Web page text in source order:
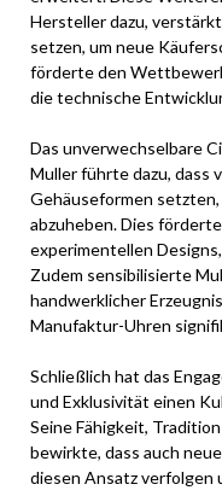
Hersteller dazu,
setzen, um neue
förderte den
die technische
Das unverwechselbare
Muller führte dazu, dass
Gehäuseformen
abzuheben. Dies
experimentellen
Zudem sensibilisierte
handwerklicher
Manufaktur-Uhren
Schließlich hat das
und Exklusivität einen
Seine Fähigkeit,
bewirkte, dass auch
diesen Ansatz verfolgen